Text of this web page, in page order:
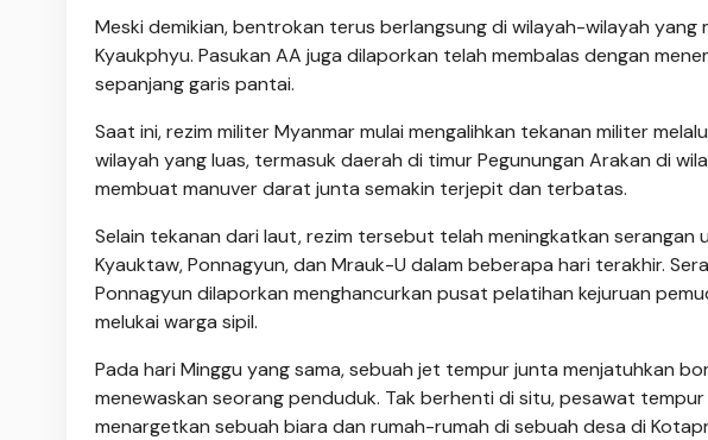
Meski demikian, bentrokan terus berlangsung di wilayah-wilayah
Kyaukphyu. Pasukan AA juga dilaporkan telah membalas dengan
sepanjang garis pantai.
Saat ini, rezim militer Myanmar mulai mengalihkan tekanan militer
wilayah yang luas, termasuk daerah di timur Pegunungan Arakan di
membuat manuver darat junta semakin terjepit dan terbatas.
Selain tekanan dari laut, rezim tersebut telah meningkatkan
Kyauktaw, Ponnagyun, dan Mrauk-U dalam beberapa hari terakhir.
Ponnagyun dilaporkan menghancurkan pusat pelatihan kejuruan
melukai warga sipil.
Pada hari Minggu yang sama, sebuah jet tempur junta menjatuhkan
menewaskan seorang penduduk. Tak berhenti di situ, pesawat
menargetkan sebuah biara dan rumah-rumah di sebuah desa di